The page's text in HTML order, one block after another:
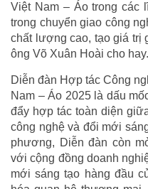
Việt Nam – Áo trong các
trong chuyển giao công
chất lượng cao, tạo giá trị
ông Võ Xuân Hoài cho hay.
Diễn đàn Hợp tác Công
Nam – Áo 2025 là dấu
đẩy hợp tác toàn diện
công nghệ và đổi mới
phương, Diễn đàn còn
với cộng đồng doanh
mới sáng tạo hàng đầu